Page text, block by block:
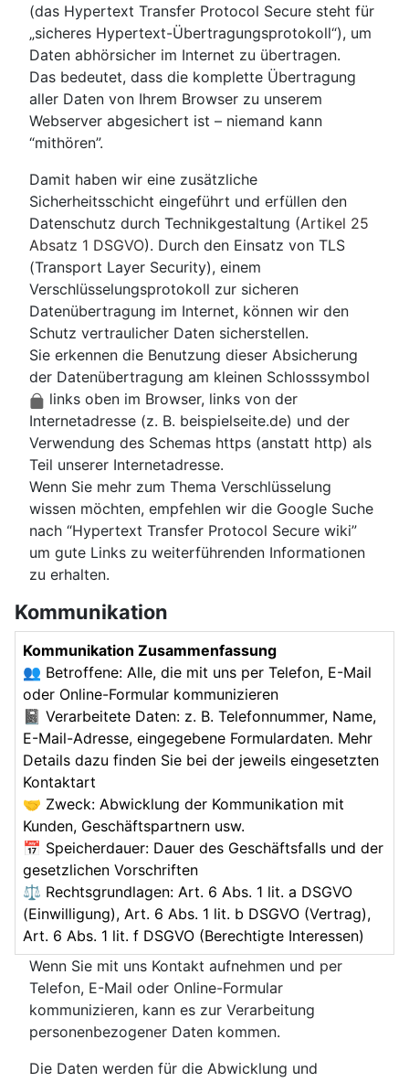
(das Hypertext Transfer Protocol Secure steht für
„sicheres Hypertext-Übertragungsprotokoll“), um
Daten abhörsicher im Internet zu übertragen.
Das bedeutet, dass die komplette Übertragung
aller Daten von Ihrem Browser zu unserem
Webserver abgesichert ist – niemand kann
“mithören”.
Damit haben wir eine zusätzliche
Sicherheitsschicht eingeführt und erfüllen den
Datenschutz durch Technikgestaltung (Artikel 25
Absatz 1 DSGVO). Durch den Einsatz von TLS
(Transport Layer Security), einem
Verschlüsselungsprotokoll zur sicheren
Datenübertragung im Internet, können wir den
Schutz vertraulicher Daten sicherstellen.
Sie erkennen die Benutzung dieser Absicherung
der Datenübertragung am kleinen Schlosssymbol
links oben im Browser, links von der
Internetadresse (z. B. beispielseite.de) und der
Verwendung des Schemas https (anstatt http) als
Teil unserer Internetadresse.
Wenn Sie mehr zum Thema Verschlüsselung
wissen möchten, empfehlen wir die Google Suche
nach “Hypertext Transfer Protocol Secure wiki”
um gute Links zu weiterführenden Informationen
zu erhalten.
Kommunikation
Kommunikation Zusammenfassung
👥 Betroffene: Alle, die mit uns per Telefon, E-Mail
oder Online-Formular kommunizieren
📓 Verarbeitete Daten: z. B. Telefonnummer, Name,
E-Mail-Adresse, eingegebene Formulardaten. Mehr
Details dazu finden Sie bei der jeweils eingesetzten
Kontaktart
🤝 Zweck: Abwicklung der Kommunikation mit
Kunden, Geschäftspartnern usw.
📅 Speicherdauer: Dauer des Geschäftsfalls und der
gesetzlichen Vorschriften
⚖️ Rechtsgrundlagen: Art. 6 Abs. 1 lit. a DSGVO
(Einwilligung), Art. 6 Abs. 1 lit. b DSGVO (Vertrag),
Art. 6 Abs. 1 lit. f DSGVO (Berechtigte Interessen)
Wenn Sie mit uns Kontakt aufnehmen und per
Telefon, E-Mail oder Online-Formular
kommunizieren, kann es zur Verarbeitung
personenbezogener Daten kommen.
Die Daten werden für die Abwicklung und